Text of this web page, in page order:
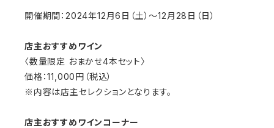
開催期間： 2024年12月6 日（土）〜12月28 日（日）
店主おすすめワイン
〈数量限定 おまかせ4本セット〉
価格：11,000円（税込）
※ 内容は店主セレクションとなります。
店主おすすめワインコーナー